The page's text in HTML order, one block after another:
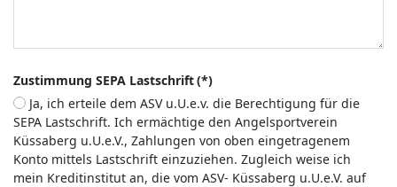
Zustimmung SEPA Lastschrift(*)
Ja, ich erteile dem ASV u.U.e.v. die Berechtigung für die
SEPA Lastschrift. Ich ermächtige den Angelsportverein
Küssaberg u.U.e.V., Zahlungen von oben eingetragenem
Konto mittels Lastschrift einzuziehen. Zugleich weise ich
mein Kreditinstitut an, die vom ASV- Küssaberg u.U.e.V. auf